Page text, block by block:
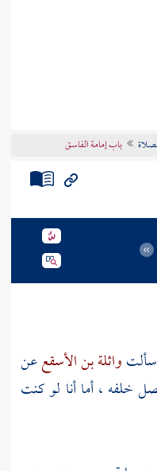
باب إمامة الفاسق
واثلة بن الأسقععن
خلفه ، أما أنا لو كنت